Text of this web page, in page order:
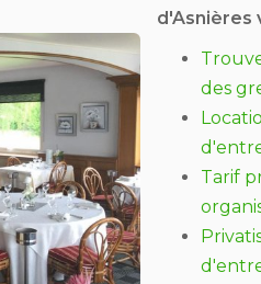
d'Asnières
des
Tarif